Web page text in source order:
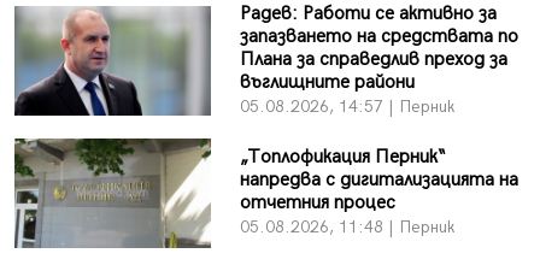
Радев: Работи се активно за
запазването на средствата по
Плана за справедлив преход за
въглищните райони
05.08.2026, 14:57 | Перник
„Топлофикация Перник“
напредва с дигитализацията на
отчетния процес
05.08.2026, 11:48 | Перник